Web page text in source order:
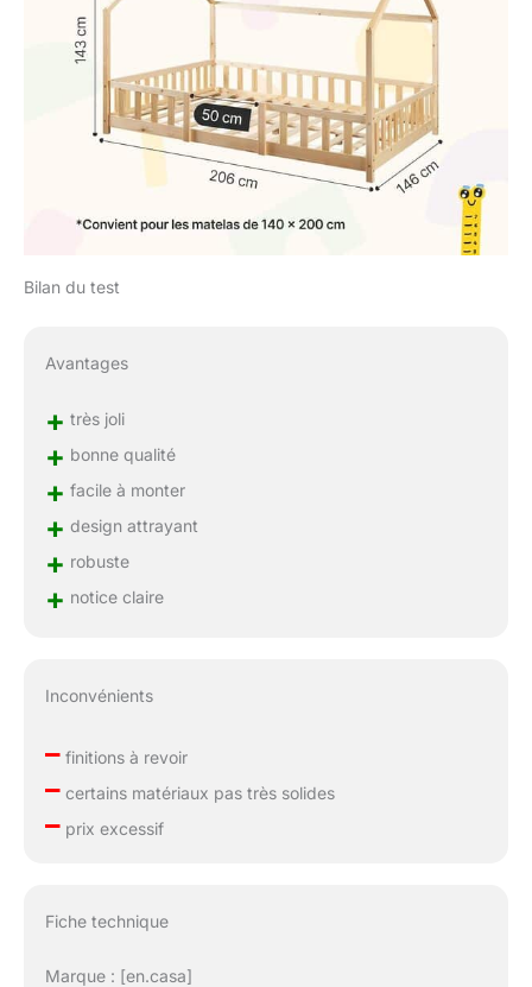
Bilan du test
Avantages
+ très joli
+ bonne qualité
+ facile à monter
+ design attrayant
+ robuste
+ notice claire
Inconvénients
–finitions à revoir
–certains matériaux pas très solides
–prix excessif
Fiche technique
Marque : [en.casa]